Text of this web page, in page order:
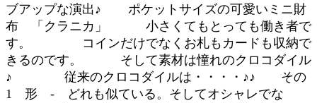
ブアップな演出♪ ポケットサイズの可愛いミニ財
布 「クラニカ」 小さくてもとっても働き者で
す。 コインだけでなくお札もカードも収納で
きるのです。 そして素材は憧れのクロコダイル
♪ 従来のクロコダイルは・・・・♪♪ その
1 形 - どれも似ている。そしてオシャレでな